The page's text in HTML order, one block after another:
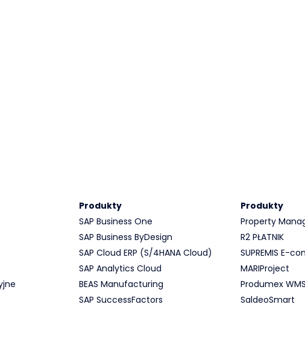
Produkty
SAP Business One
SAP Business ByDesign
SAP Cloud ERP (S/4HANA Cloud)
SAP Analytics Cloud
BEAS Manufacturing
SAP SuccessFactors
Produkty
Property
R2 PŁATNIK
SUPREMIS E-
MARIProject
Produmex WMS
SaldeoSmart